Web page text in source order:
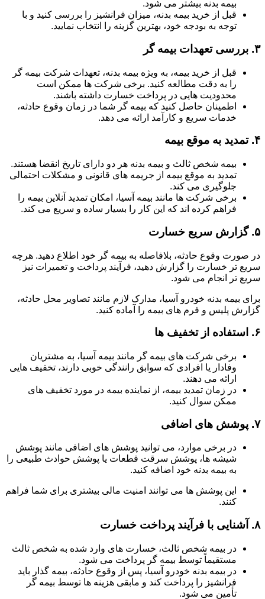
بیمه بدنه بیشتر می شود.
قبل از خرید بیمه بدنه، میزان فرانشیز را بررسی کنید و با
توجه به بودجه خود، بهترین گزینه را انتخاب نمایید.
۳. بررسی تعهدات بیمه گر
قبل از خرید بیمه، به ویژه بیمه بدنه، تعهدات شرکت بیمه گر
را به دقت مطالعه کنید. برخی شرکت ها ممکن است
محدودیت هایی در پرداخت خسارت داشته باشند.
اطمینان حاصل کنید که بیمه گر شما در زمان وقوع حادثه،
خدمات سریع و کارآمد ارائه می دهد.
۴. تمدید به موقع بیمه
بیمه شخص ثالث و بیمه بدنه هر دو دارای تاریخ انقضا هستند.
تمدید به موقع بیمه از جریمه های قانونی و مشکلات احتمالی
جلوگیری می کند.
برخی شرکت ها مانند بیمه آسیا، امکان تمدید آنلاین بیمه را
فراهم کرده اند که این کار را بسیار ساده و سریع می کند.
۵. گزارش سریع خسارت
در صورت وقوع حادثه، بلافاصله به بیمه گر خود اطلاع دهید. هرچه
سریع تر خسارت را گزارش دهید، فرآیند پرداخت و تعمیرات نیز
سریع تر انجام می شود.
برای بیمه بدنه خودرو آسیا، مدارک لازم مانند تصاویر محل حادثه،
گزارش پلیس و فرم های بیمه را آماده کنید.
۶. استفاده از تخفیف ها
برخی شرکت های بیمه گر مانند بیمه آسیا، به مشتریان
وفادار یا افرادی که سوابق رانندگی خوبی دارند، تخفیف هایی
ارائه می دهند.
در زمان تمدید بیمه، از نماینده بیمه در مورد تخفیف های
ممکن سوال کنید.
۷. پوشش های اضافی
در برخی موارد، می توانید پوشش های اضافی مانند پوشش
شیشه ها، پوشش سرقت قطعات یا پوشش حوادث طبیعی را
به بیمه بدنه خود اضافه کنید.
این پوشش ها می توانند امنیت مالی بیشتری برای شما فراهم
کنند.
۸. آشنایی با فرآیند پرداخت خسارت
در بیمه شخص ثالث، خسارت های وارد شده به شخص ثالث
مستقیماً توسط بیمه گر پرداخت می شود.
در بیمه بدنه خودرو آسیا، پس از وقوع حادثه، بیمه گذار باید
فرانشیز را پرداخت کند و مابقی هزینه ها توسط بیمه گر
تأمین می شود.